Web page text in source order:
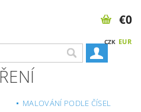
CZK EUR
€0
MALOVÁNÍ PODLE ČÍSEL